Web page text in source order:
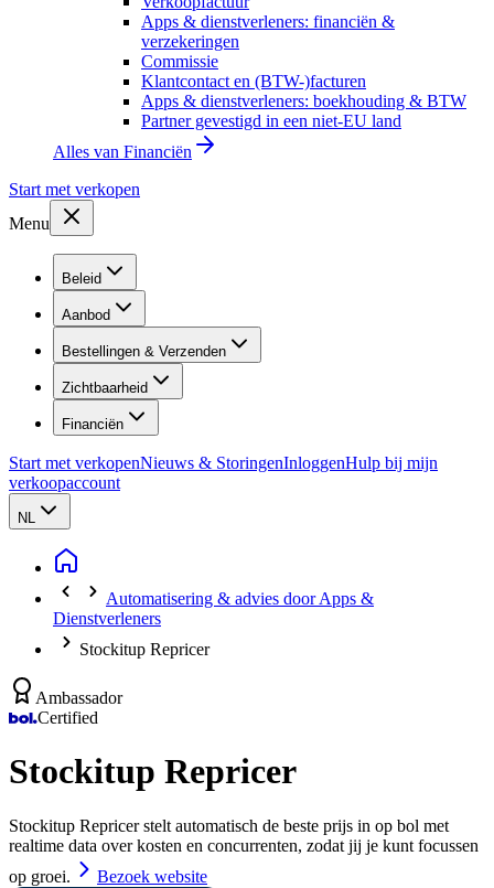
Apps & dienstverleners: financiën &
verzekeringen
Commissie
Klantcontact en (BTW-)facturen
Apps & dienstverleners: boekhouding & BTW
Partner gevestigd in een niet-EU land
Alles van Financiën
Start met verkopen
Menu
Beleid
Aanbod
Bestellingen & Verzenden
Zichtbaarheid
Financiën
Start met verkopenNieuws & StoringenInloggenHulp bij mijn
verkoopaccount
NL
Automatisering & advies door Apps &
Dienstverleners
Stockitup Repricer
Ambassador
Certified
Stockitup Repricer
Stockitup Repricer stelt automatisch de beste prijs in op bol met
realtime data over kosten en concurrenten, zodat jij je kunt focussen
op groei.
Bezoek website